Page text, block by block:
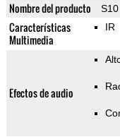
Nombre del producto S10
Características
Multimedia
IR
Efectos de audio